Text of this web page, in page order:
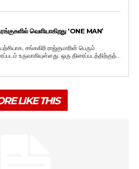
வெளியாகிறது ‘ONE MAN’
சங்ககிரி ராஜ்குமாரின் பெரும்
உருவாகியுள்ளது. ஒரு திரைப்படத்திற்குத்...
LIKE THIS